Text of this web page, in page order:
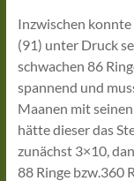
Inzwischen
(91) unter Druck
schwachen 86
spannend und
Maanen mit
hätte dieser das
zunächst 3×10,
88 Ringe bzw.360